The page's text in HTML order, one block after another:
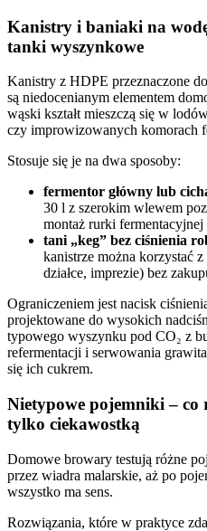
Kanistry i baniaki na
tanki wyszynkowe
Kanistry z HDPE przeznaczone
są niedocenianym elementem
wąski kształt mieszczą się w
czy improwizowanych komorach
Stosuje się je na dwa sposoby:
fermentor główny lub
30 l z szerokim wlewem
montaż rurki fermentacyjnej
tani „keg” bez ciśnienia
kanistrze można korzystać
działce, imprezie) bez
Ograniczeniem jest nacisk
projektowane do wysokich
typowego wyszynku pod CO₂ z
refermentacji i serwowania
się ich cukrem.
Nietypowe pojemniki – co
tylko ciekawostką
Domowe browary testują różne
przez wiadra malarskie, aż po
wszystko ma sens.
Rozwiązania, które w praktyce